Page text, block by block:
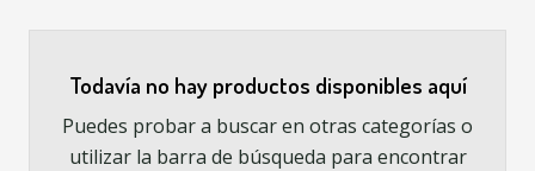
Todavía no hay productos disponibles aquí
Puedes probar a buscar en otras categorías o
utilizar la barra de búsqueda para encontrar